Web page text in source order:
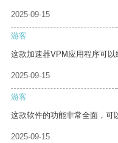
2025-09-15
游客
这款加速器VPM应用程序可以
2025-09-15
游客
这款软件的功能非常全面，可
2025-09-15